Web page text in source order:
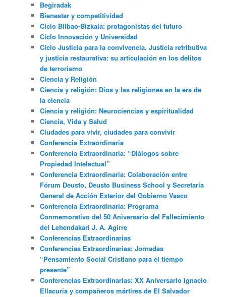
Begiradak
Bienestar y competitividad
Ciclo Bilbao-Bizkaia: protagonistas del futuro
Ciclo Innovación y Universidad
Ciclo Justicia para la convivencia. Justicia retributiva
y justicia restaurativa: su articulación en los delitos
de terrorismo
Ciencia y Religión
Ciencia y religión: Dios y las religiones en la era de
la ciencia
Ciencia y religión: Neurociencias y espiritualidad
Ciencia, Vida y Salud
Ciudades para vivir, ciudades para convivir
Conferencia Extraordinaria
Conferencia Extraordinaria: “Diálogos sobre
Propiedad Intelectual”
Conferencia Extraordinaria: Colaboración entre
Fórum Deusto, Deusto Business School y Secretaría
General de Acción Exterior del Gobierno Vasco
Conferencia Extraordinaria: Programa
Conmemorativo del 50 Aniversario del Fallecimiento
del Lehendakari J. A. Agirre
Conferencias Extraordinarias
Conferencias Extraordinarias: Jornadas
“Pensamiento Social Cristiano para el tiempo
presente”
Conferencias Extraordinarias: XX Aniversario Ignacio
Ellacuria y compañeros mártires de El Salvador